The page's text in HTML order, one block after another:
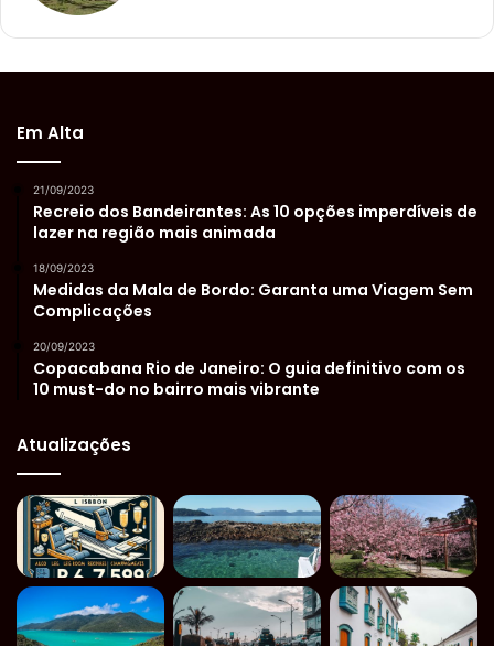
Em Alta
21/09/2023
Recreio dos Bandeirantes: As 10 opções imperdíveis de
lazer na região mais animada
18/09/2023
Medidas da Mala de Bordo: Garanta uma Viagem Sem
Complicações
20/09/2023
Copacabana Rio de Janeiro: O guia definitivo com os
10 must-do no bairro mais vibrante
Atualizações